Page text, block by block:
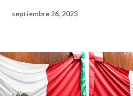
septiembre 26, 2023